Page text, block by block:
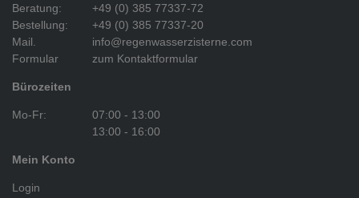
Beratung:
+49 (0) 385 77337-72
Bestellung:
+49 (0) 385 77337-20
Mail.
info@regenwasserzisterne.com
Formular
zum Kontaktformular
Bürozeiten
Mo-Fr:
07:00 - 13:00
13:00 - 16:00
Mein Konto
Login